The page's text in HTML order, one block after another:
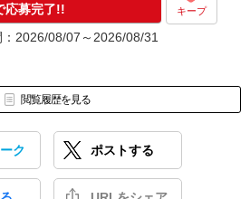
応募完了!! キープ
2026/08/07～2026/08/31
閲覧履歴を見る
ク ポストする